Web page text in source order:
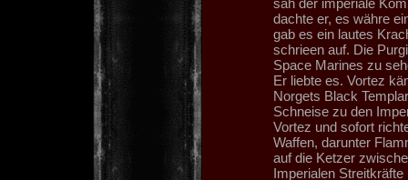
sah der imperiale
dachte er, es währe
gab es ein lautes
schrieen auf. Die
Space Marines zu
Er liebte es. Vortez
Norgets Black
Schneise zu den
Vortez und sofort
Waffen, darunter
auf die Ketzer
Imperialen